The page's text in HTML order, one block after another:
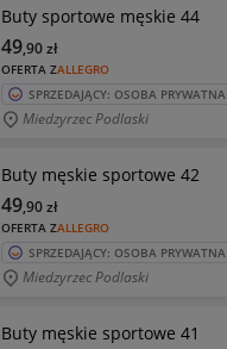
Buty sportowe męskie 44
OFERTA ZALLEGRO
49,90zł
SPRZEDAJĄCY: OSOBA PRYWATNA
Miedzyrzec Podlaski
Buty męskie sportowe 42
OFERTA ZALLEGRO
49,90zł
SPRZEDAJĄCY: OSOBA PRYWATNA
Miedzyrzec Podlaski
Buty męskie sportowe 41